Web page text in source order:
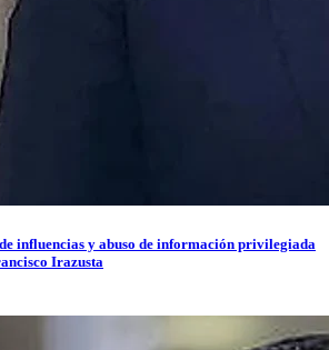
influencias y abuso de información privilegiada
Irazusta